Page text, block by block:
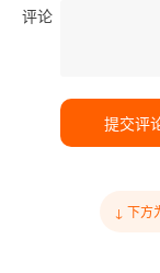
评论
提交评
↓ 下方